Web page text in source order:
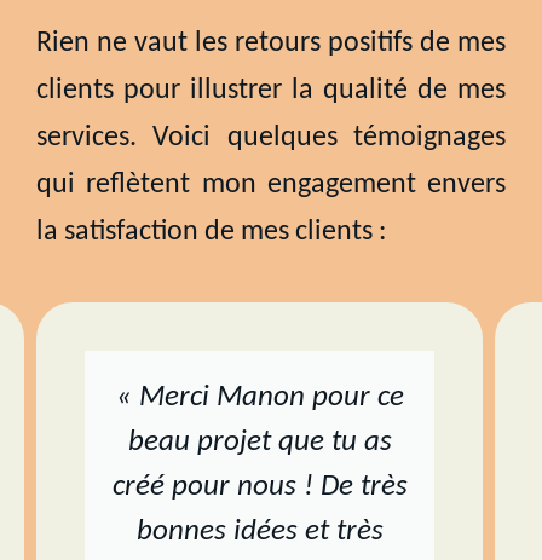
Rien ne vaut les retours positifs de mes
clients pour illustrer la qualité de mes
services. Voici quelques témoignages
qui reflètent mon engagement envers
la satisfaction de mes clients :
« Merci Manon pour ce
beau projet que tu as
créé pour nous ! De très
bonnes idées et très